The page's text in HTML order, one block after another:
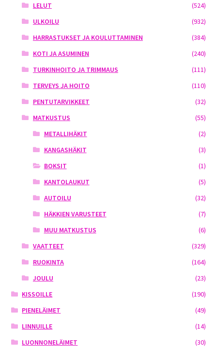
LELUT
(524)
ULKOILU
(932)
HARRASTUKSET JA KOULUTTAMINEN
(384)
KOTI JA ASUMINEN
(240)
TURKINHOITO JA TRIMMAUS
(111)
TERVEYS JA HOITO
(110)
PENTUTARVIKKEET
(32)
MATKUSTUS
(55)
METALLIHÄKIT
(2)
KANGASHÄKIT
(3)
BOKSIT
(1)
KANTOLAUKUT
(5)
AUTOILU
(32)
HÄKKIEN VARUSTEET
(7)
MUU MATKUSTUS
(6)
VAATTEET
(329)
RUOKINTA
(164)
JOULU
(23)
KISSOILLE
(190)
PIENELÄIMET
(49)
LINNUILLE
(14)
LUONNONELÄIMET
(30)